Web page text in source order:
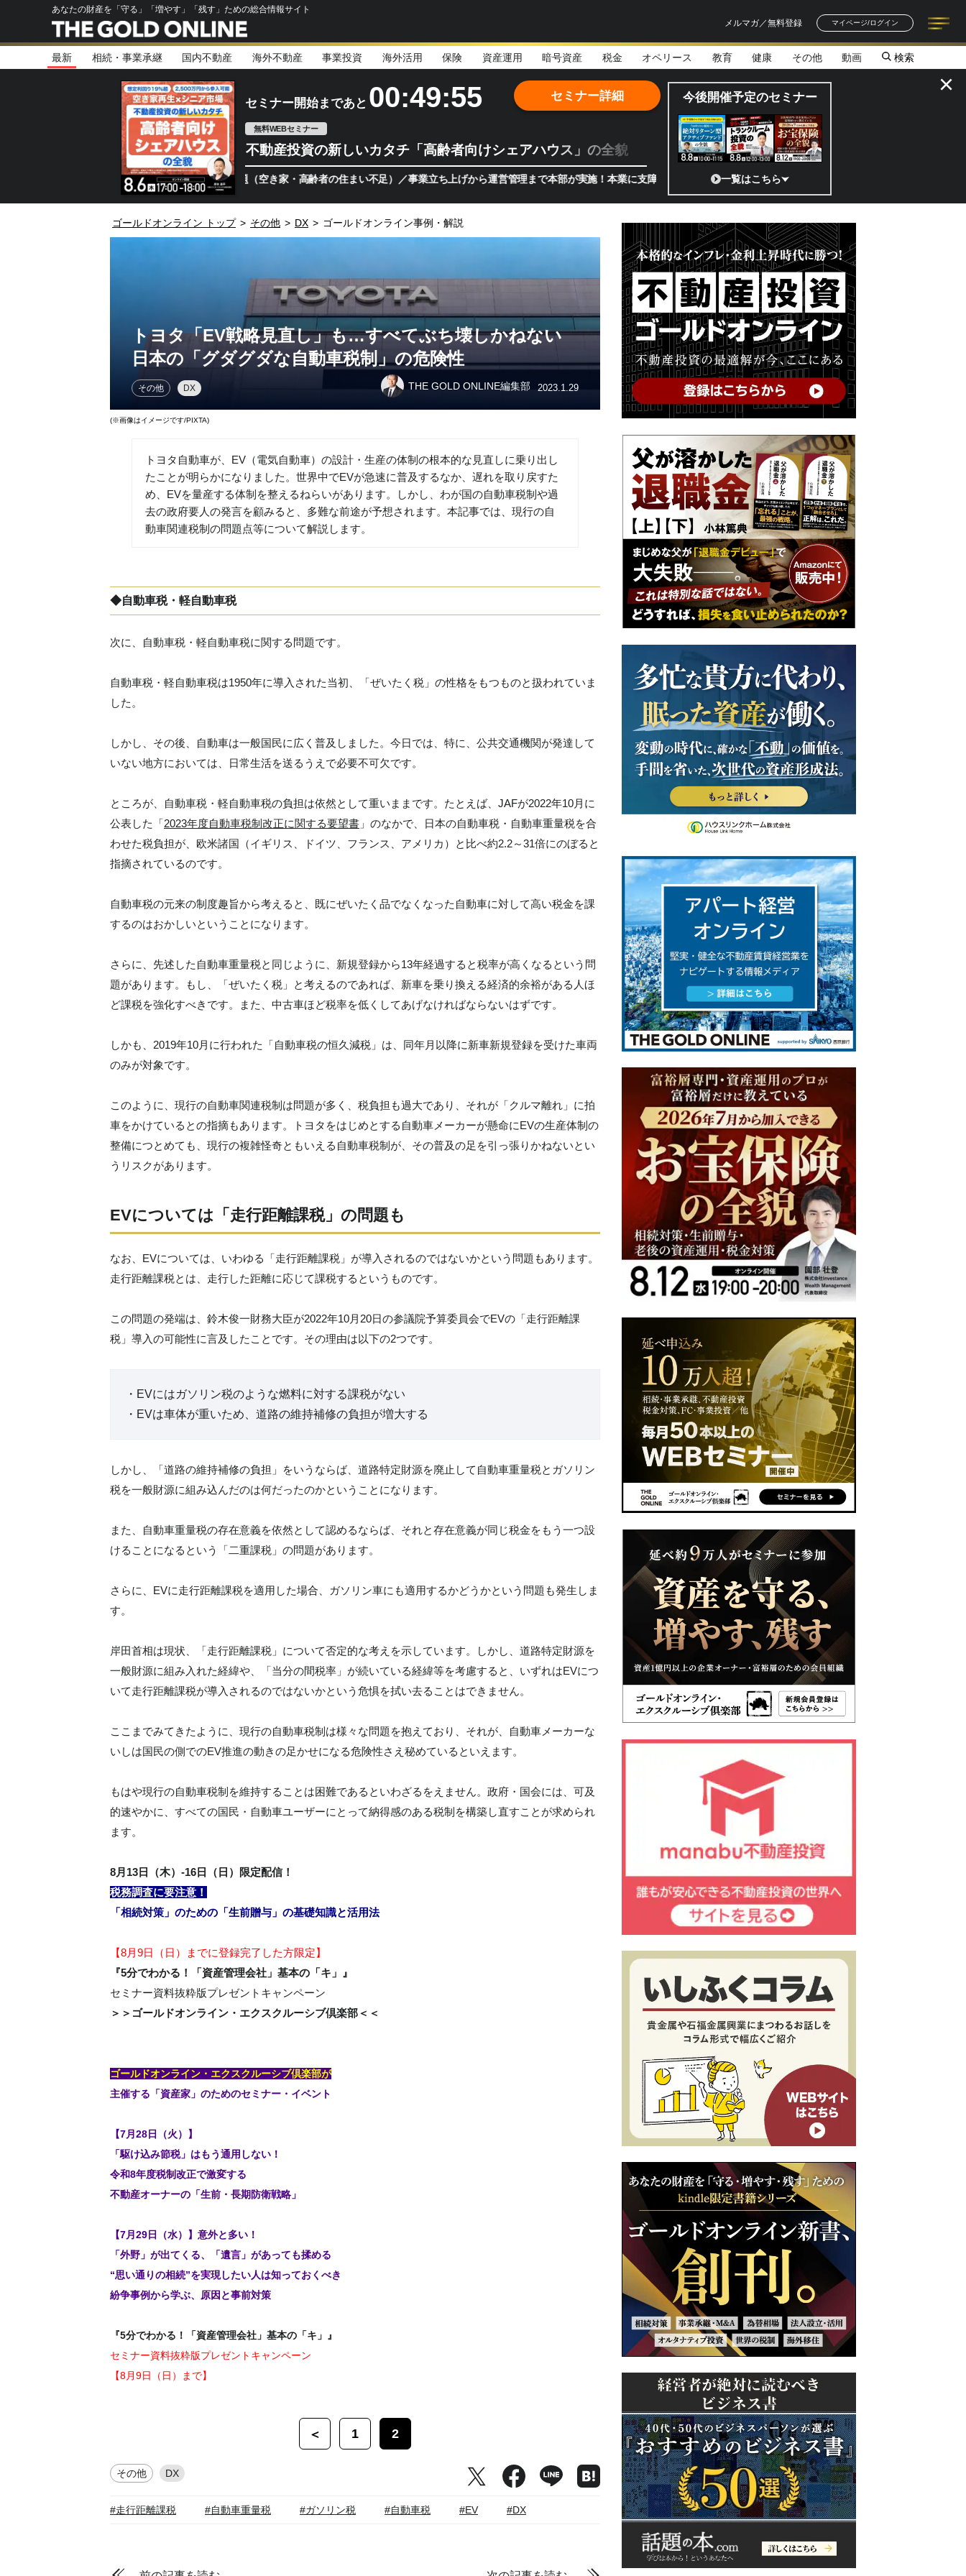
あなたの財産を「守る」「増やす」「残す」ための総合情報サイト
メルマガ／無料登録
マイページ/ログイン
記事一覧
著者一覧
最新 相続・事業承継 国内不動産 海外不動産 事業投資 海外活用 保険 資産運用 暗号資産 税金 オペリース 教育 健康 その他 動画 検索
セミナー開始まであと 00:49:54
無料WEBセミナー
不動産投資の新しいカタチ「高齢者向けシェアハウス」の全貌
日本が直面する社会課題（空き家・高齢者の住まい不足）／事業立ち上げから運営管理まで本部が実施！本業に支障をきたさず、リスクを抑えて高収益を目指せるビジネスモデル／【平均利回り
セミナー詳細 今後開催予定のセミナー
一覧はこちら
×
ゴールドオンライン トップ > その他 > DX > ゴールドオンライン事例・解説
トヨタ「EV戦略見直し」も…すべてぶち壊しかねない
日本の「グダグダな自動車税制」の危険性
その他 DX THE GOLD ONLINE編集部 2023.1.29
(※画像はイメージです/PIXTA)
トヨタ自動車が、EV（電気自動車）の設計・生産の体制の根本的な見直しに乗り出し
たことが明らかになりました。世界中でEVが急速に普及するなか、遅れを取り戻すた
め、EVを量産する体制を整えるねらいがあります。しかし、わが国の自動車税制や過
去の政府要人の発言を顧みると、多難な前途が予想されます。本記事では、現行の自
動車関連税制の問題点等について解説します。
◆自動車税・軽自動車税
次に、自動車税・軽自動車税に関する問題です。
自動車税・軽自動車税は1950年に導入された当初、「ぜいたく税」の性格をもつものと扱われていま
した。
しかし、その後、自動車は一般国民に広く普及しました。今日では、特に、公共交通機関が発達して
いない地方においては、日常生活を送るうえで必要不可欠です。
ところが、自動車税・軽自動車税の負担は依然として重いままです。たとえば、JAFが2022年10月に
公表した「2023年度自動車税制改正に関する要望書 」のなかで、日本の自動車税・自動車重量税を合
わせた税負担が、欧米諸国（イギリス、ドイツ、フランス、アメリカ）と比べ約2.2～31倍にのぼると
指摘されているのです。
自動車税の元来の制度趣旨から考えると、既にぜいたく品でなくなった自動車に対して高い税金を課
するのはおかしいということになります。
さらに、先述した自動車重量税と同じように、新規登録から13年経過すると税率が高くなるという問
題があります。もし、「ぜいたく税」と考えるのであれば、新車を乗り換える経済的余裕がある人ほ
ど課税を強化すべきです。また、中古車ほど税率を低くしてあげなければならないはずです。
しかも、2019年10月に行われた「自動車税の恒久減税」は、同年月以降に新車新規登録を受けた車両
のみが対象です。
このように、現行の自動車関連税制は問題が多く、税負担も過大であり、それが「クルマ離れ」に拍
車をかけているとの指摘もあります。トヨタをはじめとする自動車メーカーが懸命にEVの生産体制の
整備につとめても、現行の複雑怪奇ともいえる自動車税制が、その普及の足を引っ張りかねないとい
うリスクがあります。
EVについては「走行距離課税」の問題も
なお、EVについては、いわゆる「走行距離課税」が導入されるのではないかという問題もあります。
走行距離課税とは、走行した距離に応じて課税するというものです。
この問題の発端は、鈴木俊一財務大臣が2022年10月20日の参議院予算委員会でEVの「走行距離課
税」導入の可能性に言及したことです。その理由は以下の2つです。
・EVにはガソリン税のような燃料に対する課税がない
・EVは車体が重いため、道路の維持補修の負担が増大する
しかし、「道路の維持補修の負担」をいうならば、道路特定財源を廃止して自動車重量税とガソリン
税を一般財源に組み込んだのは何だったのかということになります。
また、自動車重量税の存在意義を依然として認めるならば、それと存在意義が同じ税金をもう一つ設
けることになるという「二重課税」の問題があります。
さらに、EVに走行距離課税を適用した場合、ガソリン車にも適用するかどうかという問題も発生しま
す。
岸田首相は現状、「走行距離課税」について否定的な考えを示しています。しかし、道路特定財源を
一般財源に組み入れた経緯や、「当分の間税率」が続いている経緯等を考慮すると、いずれはEVにつ
いて走行距離課税が導入されるのではないかという危惧を拭い去ることはできません。
ここまでみてきたように、現行の自動車税制は様々な問題を抱えており、それが、自動車メーカーな
いしは国民の側でのEV推進の動きの足かせになる危険性さえ秘めているといえます。
もはや現行の自動車税制を維持することは困難であるといわざるをえません。政府・国会には、可及
的速やかに、すべての国民・自動車ユーザーにとって納得感のある税制を構築し直すことが求められ
ます。
8月 13日（木）-16日（日）
限定配信！
税務調査に要注意！
「相続対策」のための「生前贈与」の基礎知識と活用法
【8月9日（日）までに登録完了した方限定】
『5分でわかる！「資産管理会社」基本の「キ」』
セミナー資料抜粋版プレゼントキャンペーン
＞＞ゴールドオンライン・エクスクルーシブ倶楽部＜＜
ゴールドオンライン・エクスクルーシブ倶楽部が
主催する「資産家」のためのセミナー・イベント
【7月28日（火）】
「駆け込み節税」はもう通用しない！
令和8年度税制改正で激変する
不動産オーナーの「生前・長期防衛戦略」
【7月29日（水）】意外と多い！
「外野」が出てくる、「遺言」があっても揉める
“思い通りの相続”を実現したい人は知っておくべき
紛争事例から学ぶ、原因と事前対策
『5分でわかる！「資産管理会社」基本の「キ」』
セミナー資料抜粋版プレゼントキャンペーン
【8月9日（日）まで】
＜ 1 2
その他 DX
#走行距離課税 #自動車重量税 #ガソリン税 #自動車税 #EV #DX